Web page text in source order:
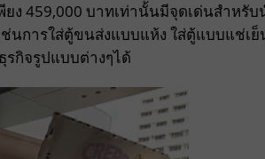
ง 459,000 บาทเท่านั้นมีจุดเด่นสำหรับ
นการใส่ตู้ขนส่งแบบแห้ง ใส่ตู้แบบแช่เ
รกิจรูปแบบต่างๆได้